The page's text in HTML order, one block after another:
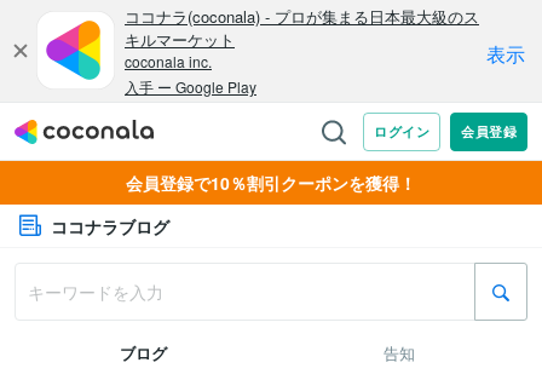
会員登録で10％割引クーポンを獲得！
ココナラブログ
ブログ 告知